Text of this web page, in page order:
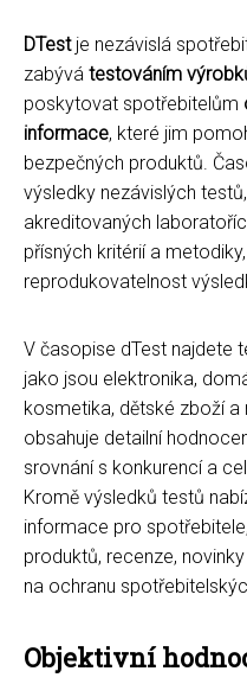
DTestje nezávislá
zabývá testováním
poskytovat spotřebitelům
informace, které jim
bezpečných produktů.
výsledky nezávislých
akreditovaných
přísných kritérií a
reprodukovatelnost
V časopise dTest najdete
jako jsou elektronika,
kosmetika, dětské zboží
obsahuje detailní
srovnání s konkurencí a
Kromě výsledků testů
informace pro
produktů, recenze,
na ochranu
Objektivní